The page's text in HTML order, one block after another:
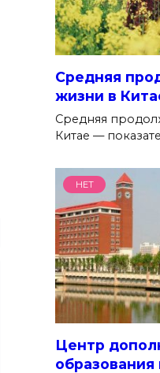
Средняя
жизни в
Средняя
Китае —
НЕТ
Центр